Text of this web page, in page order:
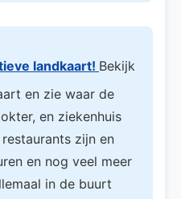
landkaart! Bekijk
en zie waar de
en ziekenhuis
zijn en
en nog veel meer
in de buurt